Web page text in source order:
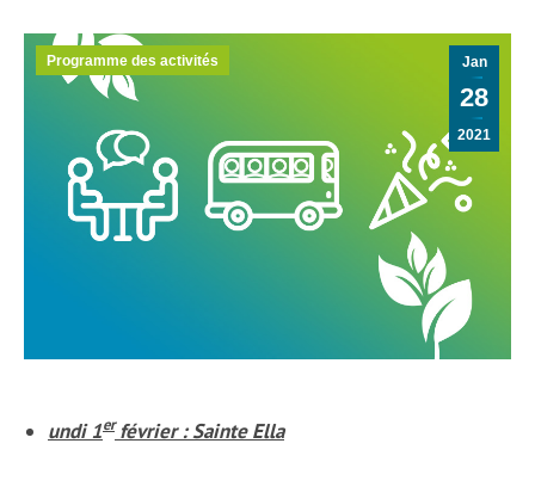
Jan
28
2021
Programme des activités
undi 1erfévrier : Sainte Ella